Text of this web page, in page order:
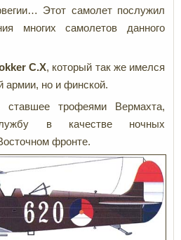
Этот самолет послужил
многих самолетов данного
C.X, который так же имелся
армии, но и финской.
ставшее трофеями Вермахта,
в качестве ночных
фронте.